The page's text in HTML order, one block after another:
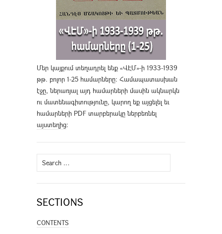
Մեր կայքում տեղադրել ենք «ՎԷՄ»-ի 1933-1939
թթ. բոլոր 1-25 համարները։ Համապատասխան
էջը, ներառյալ այդ համարների մասին ակնարկն
ու մատենագիտությունը, կարող եք այցելել եւ
համարների PDF տարբերակը ներբեռնել
այստեղից։
Search
for:
SECTIONS
CONTENTS